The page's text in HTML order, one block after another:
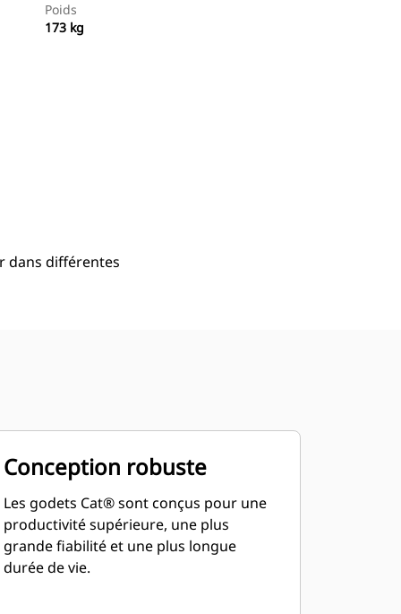
Poids
173 kg
dans différentes
Conception robuste
Les godets Cat® sont conçus pour une
productivité supérieure, une plus
grande fiabilité et une plus longue
durée de vie.